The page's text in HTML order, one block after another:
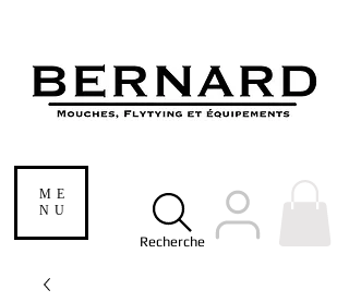
ME
NU
Recherche